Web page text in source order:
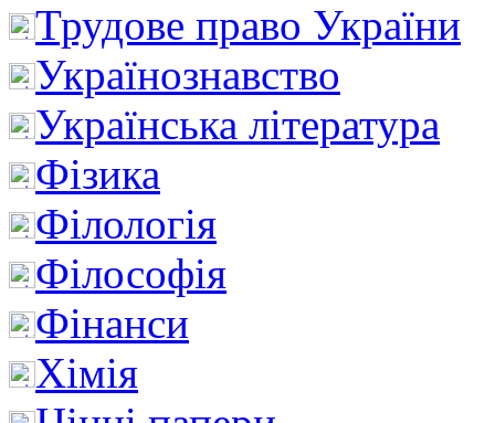
Трудове право України
Українознавство
Українська література
Фізика
Філологія
Філософія
Фінанси
Хімія